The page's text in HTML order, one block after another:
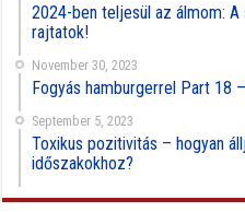
2024-ben teljesül az álmom:
rajtatok!
November 30, 2023
Fogyás hamburgerrel Part 18
September 5, 2023
Toxikus pozitivitás – hogyan
időszakokhoz?